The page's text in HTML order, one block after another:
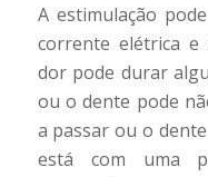
A estimulação
corrente elétrica e
dor pode durar
ou o dente pode
a passar ou o
está com uma